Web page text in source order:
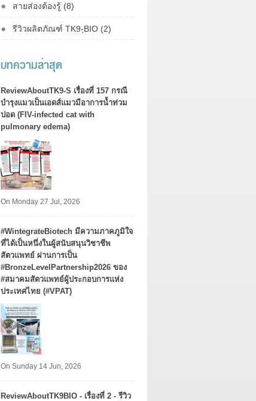
สายส่องต้องรู้ (8)
รีวิวผลิตภัณฑ์ TK9-ฺBIO (2)
บทความล่าสุด
ReviewAboutTK9-S เรื่องที่ 157 กรณี
บำรุงแมวเป็นเอดส์แมวมีอาการน้ำท่วม
ปอด (FIV-infected cat with
pulmonary edema)
On Monday 27 Jul, 2026
#WintegrateBiotech มีความภาคภูมิใจ
ที่ได้เป็นหนึ่งในผู้สนับสนุนวิชาชีพ
สัตวแพทย์ ผ่านการเป็น
#BronzeLevelPartnership2026 ของ
#สมาคมสัตวแพทย์ผู้ประกอบการแห่ง
ประเทศไทย (#VPAT)
On Sunday 14 Jun, 2026
ReviewAboutTK9BIO - เรื่องที่ 2 - รีวิว